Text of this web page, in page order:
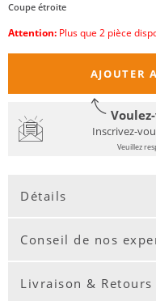
Coupe étroite
Attention: Plus que 2 pièce
AJOUTER
Inscrivez-
Veuillez
Détails
Conseil de nos
Livraison & Retours